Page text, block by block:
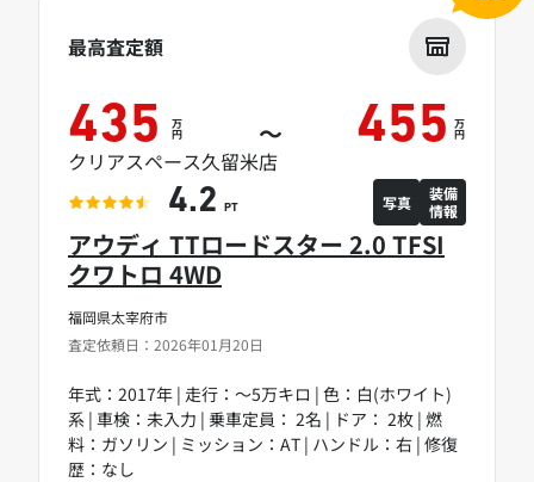
福岡県太宰府市
査定依頼日：2026年01月20日
アウディ TTロードスター 2.0 TFSI
クワトロ 4WD
年式：2017年 | 走行：～5万キロ | 色：白(ホワイト)
系 | 車検：未入力 | 乗車定員： 2名 | ドア： 2枚 | 燃
料：ガソリン | ミッション：AT | ハンドル：右 | 修復
歴：なし
最高査定額
435 万
円 ～ 455 万
円
クリアスペース久留米店
4.2 PT 写真
装備
情報